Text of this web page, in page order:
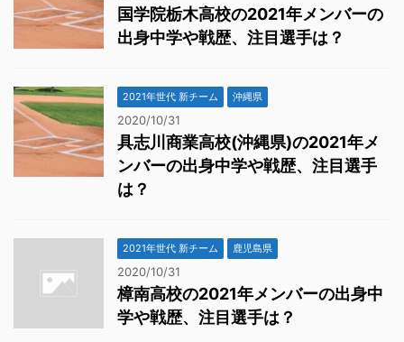
国学院栃木高校の2021年メンバーの
出身中学や戦歴、注目選手は？
2021年世代 新チーム 沖縄県
2020/10/31
具志川商業高校(沖縄県)の2021年メ
ンバーの出身中学や戦歴、注目選手
は？
2021年世代 新チーム 鹿児島県
2020/10/31
樟南高校の2021年メンバーの出身中
学や戦歴、注目選手は？